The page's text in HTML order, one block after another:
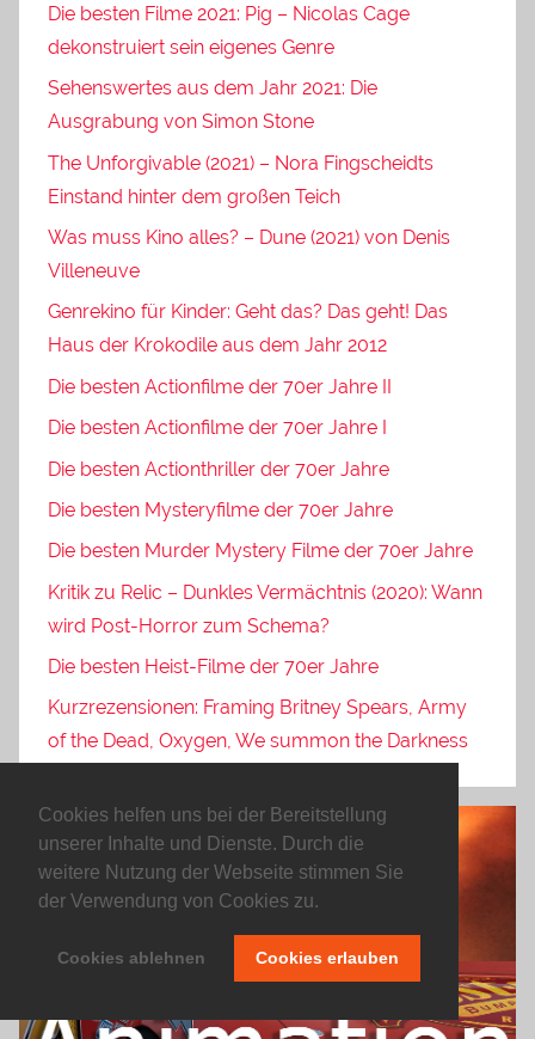
Cookies helfen uns bei der Bereitstellung
unserer Inhalte und Dienste. Durch die
weitere Nutzung der Webseite stimmen Sie
der Verwendung von Cookies zu.
Cookies ablehnen Cookies erlauben
Die besten Filme 2021: Pig – Nicolas Cage
dekonstruiert sein eigenes Genre
Sehenswertes aus dem Jahr 2021: Die
Ausgrabung von Simon Stone
The Unforgivable (2021) – Nora Fingscheidts
Einstand hinter dem großen Teich
Was muss Kino alles? – Dune (2021) von Denis
Villeneuve
Genrekino für Kinder: Geht das? Das geht! Das
Haus der Krokodile aus dem Jahr 2012
Die besten Actionfilme der 70er Jahre II
Die besten Actionfilme der 70er Jahre I
Die besten Actionthriller der 70er Jahre
Die besten Mysteryfilme der 70er Jahre
Die besten Murder Mystery Filme der 70er Jahre
Kritik zu Relic – Dunkles Vermächtnis (2020): Wann
wird Post-Horror zum Schema?
Die besten Heist-Filme der 70er Jahre
Kurzrezensionen: Framing Britney Spears, Army
of the Dead, Oxygen, We summon the Darkness